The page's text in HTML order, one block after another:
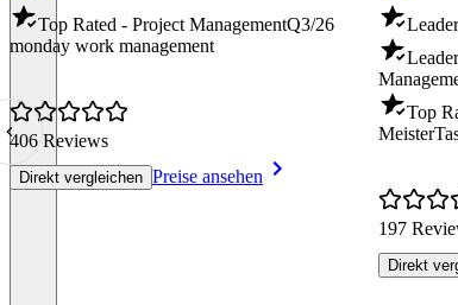
Top Rated - Project ManagementQ3/26
monday work management
406 Reviews
Direkt vergleichen Preise ansehen
Top
197
Direkt